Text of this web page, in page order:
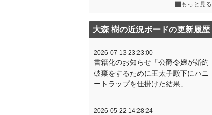
もっと見る
大森 樹の近況ボードの更新履歴
2026-07-13 23:23:00
書籍化のお知らせ「公爵令嬢が婚約
破棄をするために王太子殿下にハニ
ートラップを仕掛けた結果」
2026-05-22 14:28:24